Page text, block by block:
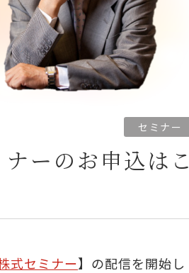
セミナー
ーのお申込はこ
式セミナー】の配信を開始し